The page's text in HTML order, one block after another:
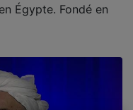
Égypte. Fondé en